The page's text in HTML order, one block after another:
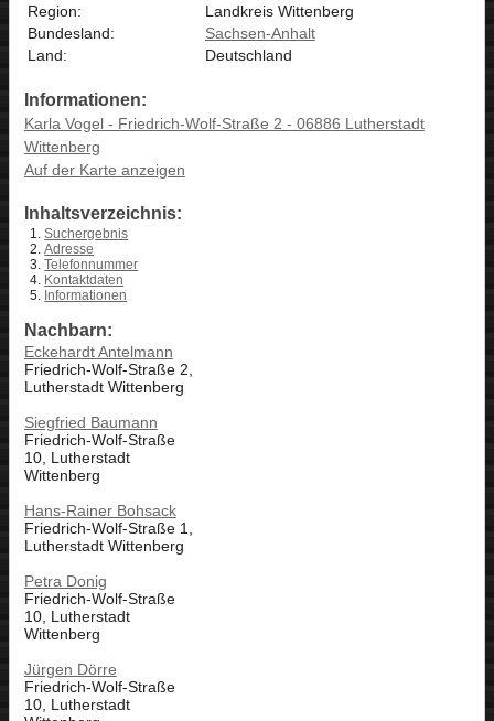
Region:
Landkreis Wittenberg
Bundesland:
Sachsen-Anhalt
Land:
Deutschland
Informationen:
Karla Vogel - Friedrich-Wolf-Straße 2 - 06886 Lutherstadt
Wittenberg
Auf der Karte anzeigen
Inhaltsverzeichnis:
Suchergebnis
Adresse
Telefonnummer
Kontaktdaten
Informationen
Nachbarn:
Eckehardt Antelmann
Friedrich-Wolf-Straße 2,
Lutherstadt Wittenberg
Siegfried Baumann
Friedrich-Wolf-Straße
10, Lutherstadt
Wittenberg
Hans-Rainer Bohsack
Friedrich-Wolf-Straße 1,
Lutherstadt Wittenberg
Petra Donig
Friedrich-Wolf-Straße
10, Lutherstadt
Wittenberg
Jürgen Dörre
Friedrich-Wolf-Straße
10, Lutherstadt